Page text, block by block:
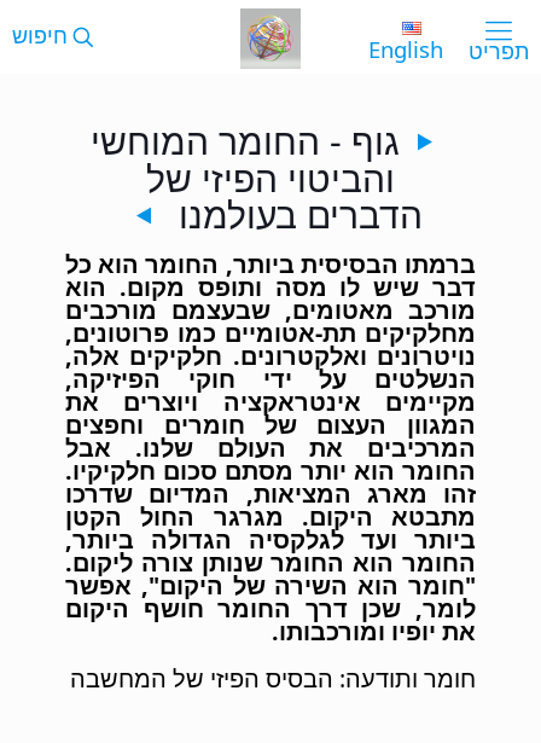
English
גוף - החומר המוחשי
והביטוי הפיזי של
הדברים בעולמנו
ברמתו הבסיסית ביותר, החומר הוא כל
דבר שיש לו מסה ותופס מקום. הוא
מורכב מאטומים, שבעצמם מורכבים
מחלקיקים תת-אטומיים כמו פרוטונים,
נויטרונים ואלקטרונים. חלקיקים אלה,
הנשלטים על ידי חוקי הפיזיקה,
מקיימים אינטראקציה ויוצרים את
המגוון העצום של חומרים וחפצים
המרכיבים את העולם שלנו. אבל
החומר הוא יותר מסתם סכום חלקיקיו.
זהו מארג המציאות, המדיום שדרכו
מתבטא היקום. מגרגר החול הקטן
ביותר ועד לגלקסיה הגדולה ביותר,
החומר הוא החומר שנותן צורה ליקום.
"חומר הוא השירה של היקום", אפשר
לומר, שכן דרך החומר חושף היקום
את יופיו ומורכבותו.
חומר ותודעה: הבסיס הפיזי של המחשבה